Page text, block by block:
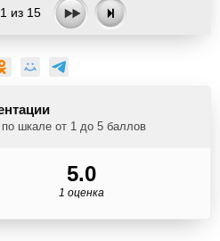
1 из 15
шкале от 1 до 5 баллов
5.0
1 оценка